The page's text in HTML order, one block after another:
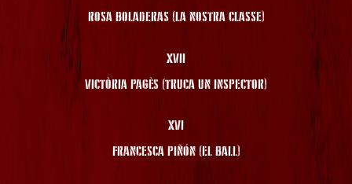
ROSA BOLADERAS (LA NOSTRA CLASSE)
XVII
VICTÒRIA PAGÈS (TRUCA UN INSPECTOR)
XVI
FRANCESCA PIÑÓN (EL BALL)